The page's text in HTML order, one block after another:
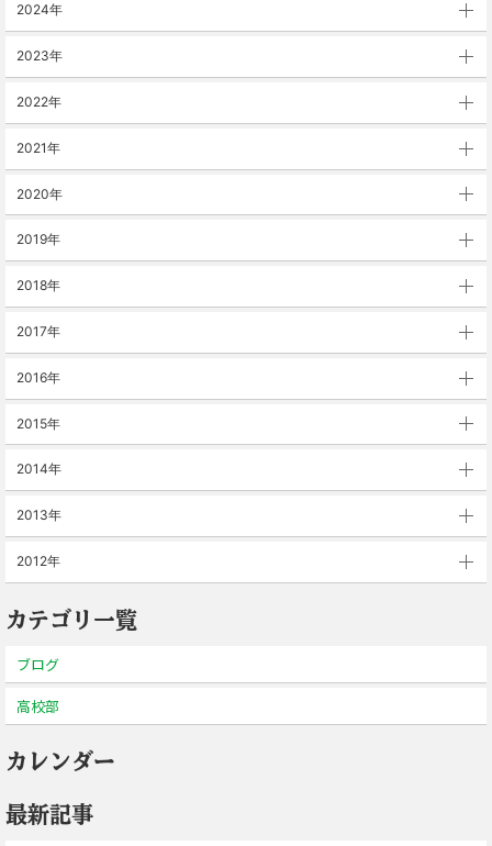
2024年
2023年
2022年
2021年
2020年
2019年
2018年
2017年
2016年
2015年
2014年
2013年
2012年
カテゴリ一覧
ブログ
高校部
カレンダー
最新記事